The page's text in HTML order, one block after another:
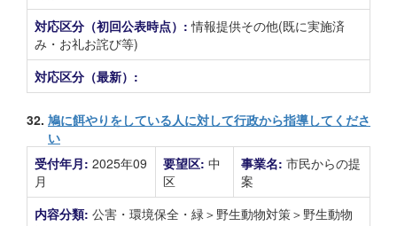
対応区分（初回公表時点）:情報提供その他(既に実施済
み・お礼お詫び等)
対応区分（最新）:
32. 鳩に餌やりをしている人に対して行政から指導してくださ
い
受付年月: 2025年09
月
要望区: 中
区
事業名: 市民からの提
案
内容分類: 公害・環境保全・緑＞野生動物対策＞野生動物